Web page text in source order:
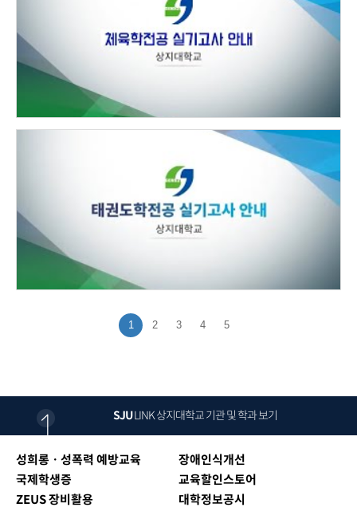
1 2 3 4 5
SJULINK상지대학교 기관 및 학과 보기
성희롱ㆍ성폭력 예방교육
장애인식개선
국제학생증
교육할인스토어
ZEUS 장비활용
대학정보공시